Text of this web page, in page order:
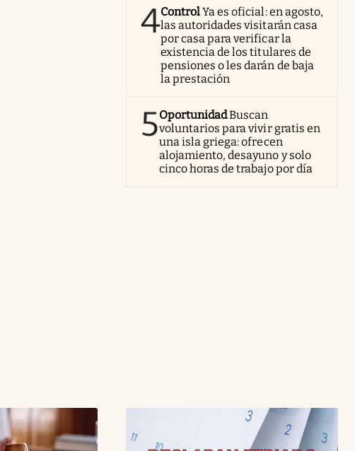
4ControlYa es oficial: en agosto,
las autoridades visitarán casa
por casa para verificar la
existencia de los titulares de
pensiones o les darán de baja
la prestación
5OportunidadBuscan
voluntarios para vivir gratis en
una isla griega: ofrecen
alojamiento, desayuno y solo
cinco horas de trabajo por día